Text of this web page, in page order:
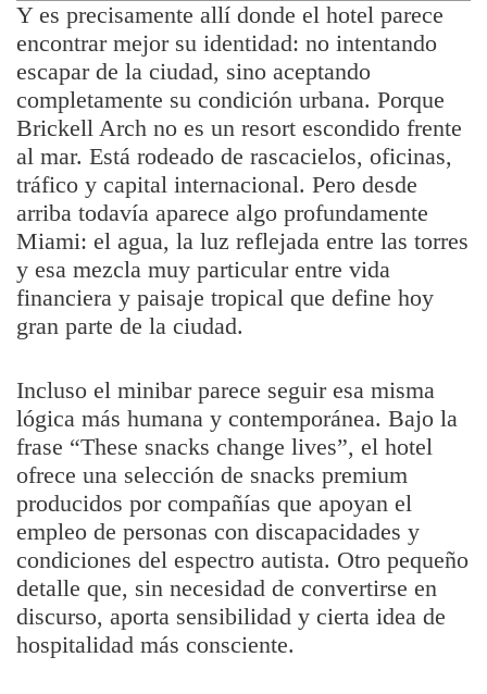
Y es precisamente allí donde el hotel parece
encontrar mejor su identidad: no intentando
escapar de la ciudad, sino aceptando
completamente su condición urbana. Porque
Brickell Arch no es un resort escondido frente
al mar. Está rodeado de rascacielos, oficinas,
tráfico y capital internacional. Pero desde
arriba todavía aparece algo profundamente
Miami: el agua, la luz reflejada entre las torres
y esa mezcla muy particular entre vida
financiera y paisaje tropical que define hoy
gran parte de la ciudad.
Incluso el minibar parece seguir esa misma
lógica más humana y contemporánea. Bajo la
frase “These snacks change lives”, el hotel
ofrece una selección de snacks premium
producidos por compañías que apoyan el
empleo de personas con discapacidades y
condiciones del espectro autista. Otro pequeño
detalle que, sin necesidad de convertirse en
discurso, aporta sensibilidad y cierta idea de
hospitalidad más consciente.